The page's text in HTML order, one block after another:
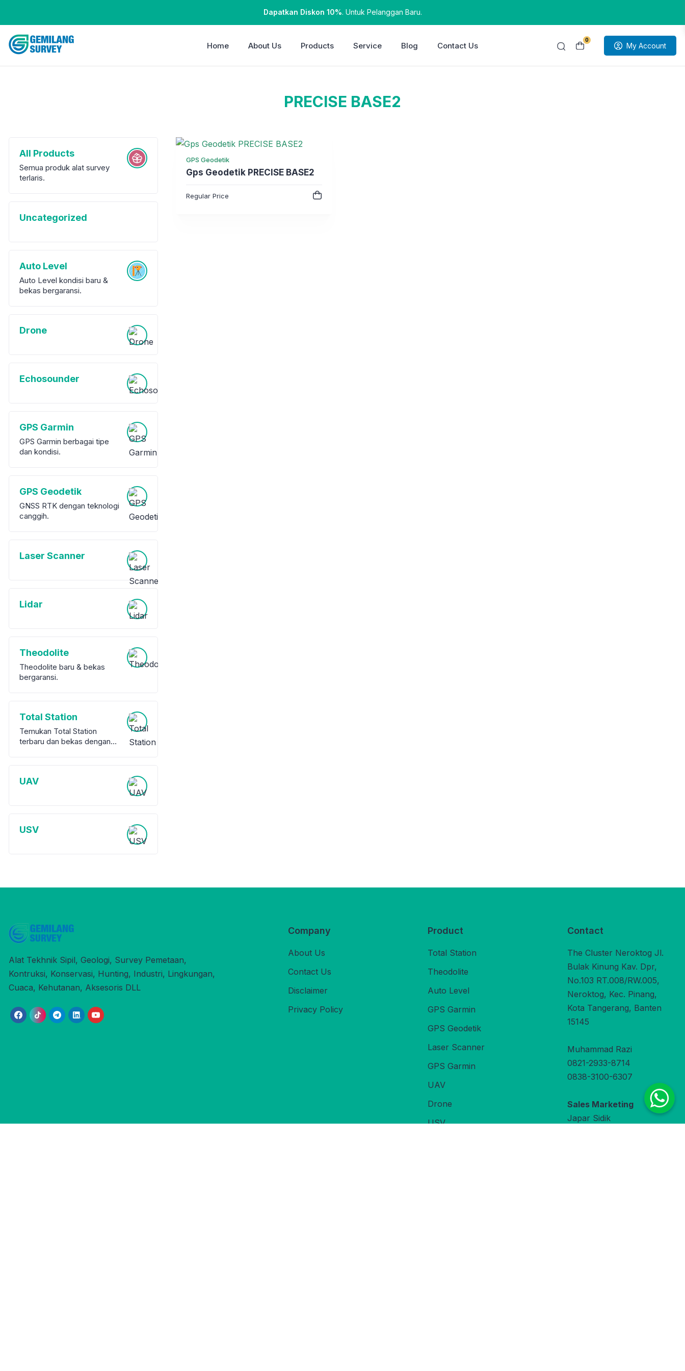
Dapatkan Diskon 10%. Untuk Pelanggan Baru.
0
My Account
Home About Us Products Service Blog Contact Us
PRECISE BASE2
All Products
Semua produk alat survey
terlaris.
Uncategorized
Auto Level
Auto Level kondisi baru &
bekas bergaransi.
Drone
Echosounder
GPS Garmin
GPS Garmin berbagai tipe
dan kondisi.
GPS Geodetik
GNSS RTK dengan teknologi
canggih.
Laser Scanner
Lidar
Theodolite
Theodolite baru & bekas
bergaransi.
Total Station
Temukan Total Station
terbaru dan bekas dengan
peralatan survey berkualitas
UAV
USV
GPS Geodetik
Gps Geodetik PRECISE BASE2
Regular Price
Alat Tekhnik Sipil, Geologi, Survey Pemetaan,
Kontruksi, Konservasi, Hunting, Industri, Lingkungan,
Cuaca, Kehutanan, Aksesoris DLL
Company
About Us
Contact Us
Disclaimer
Privacy Policy
Product
Total Station
Theodolite
Auto Level
GPS Garmin
GPS Geodetik
Laser Scanner
GPS Garmin
UAV
Drone
USV
Contact
The Cluster Neroktog Jl.
Bulak Kinung Kav. Dpr,
No.103 RT.008/RW.005,
Neroktog, Kec. Pinang,
Kota Tangerang, Banten
15145
Muhammad Razi
0821-2933-8714
0838-3100-6307
Sales Marketing
Japar Sidik